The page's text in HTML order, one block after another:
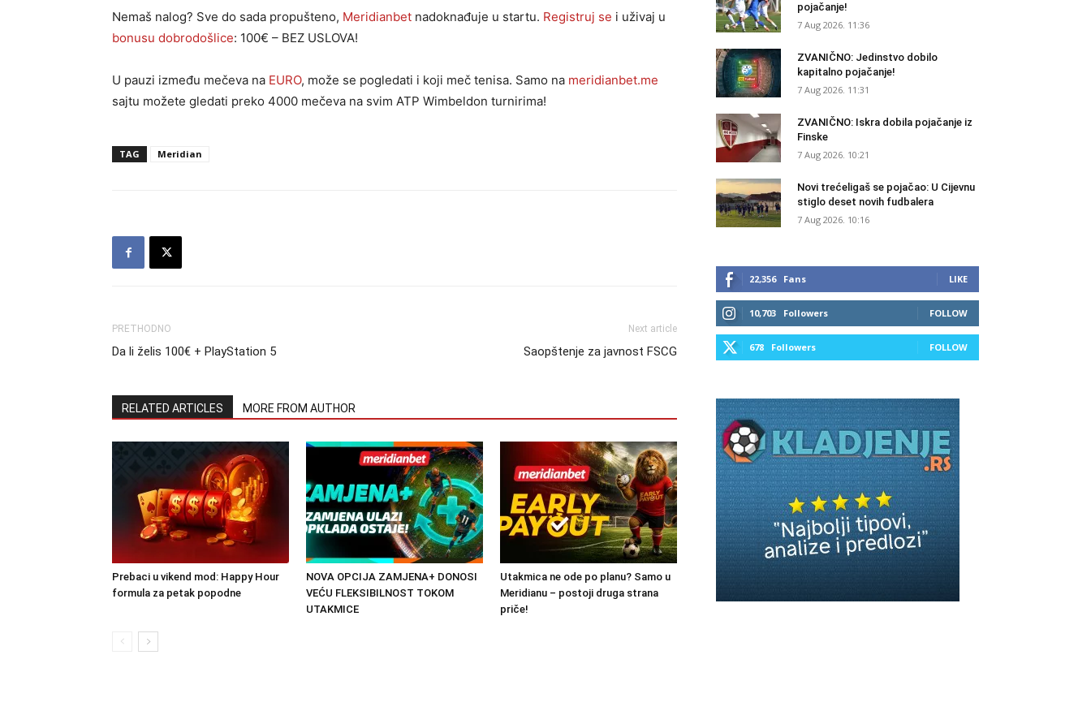
Nemaš nalog? Sve do sada propušteno, Meridianbet nadoknađuje u startu. Registruj se i uživaj u
bonusu dobrodošlice: 100€ – BEZ USLOVA!
U pauzi između mečeva na EURO, može se pogledati i koji meč tenisa. Samo na meridianbet.me
sajtu možete gledati preko 4000 mečeva na svim ATP Wimbeldon turnirima!
TAG Meridian
PRETHODNO
Da li želis 100€ + PlayStation 5
Next article
Saopštenje za javnost FSCG
RELATED ARTICLES MORE FROM AUTHOR
Prebaci u vikend mod: Happy Hour
formula za petak popodne
NOVA OPCIJA ZAMJENA+ DONOSI
VEĆU FLEKSIBILNOST TOKOM
UTAKMICE
Utakmica ne ode po planu? Samo u
Meridianu – postoji druga strana
priče!
pojačanje!
7 Aug 2026. 11:36
ZVANIČNO: Jedinstvo dobilo
kapitalno pojačanje!
7 Aug 2026. 11:31
ZVANIČNO: Iskra dobila pojačanje iz
Finske
7 Aug 2026. 10:21
Novi trećeligaš se pojačao: U Cijevnu
stiglo deset novih fudbalera
7 Aug 2026. 10:16
22,356 Fans LIKE
10,703 Followers FOLLOW
678 Followers FOLLOW